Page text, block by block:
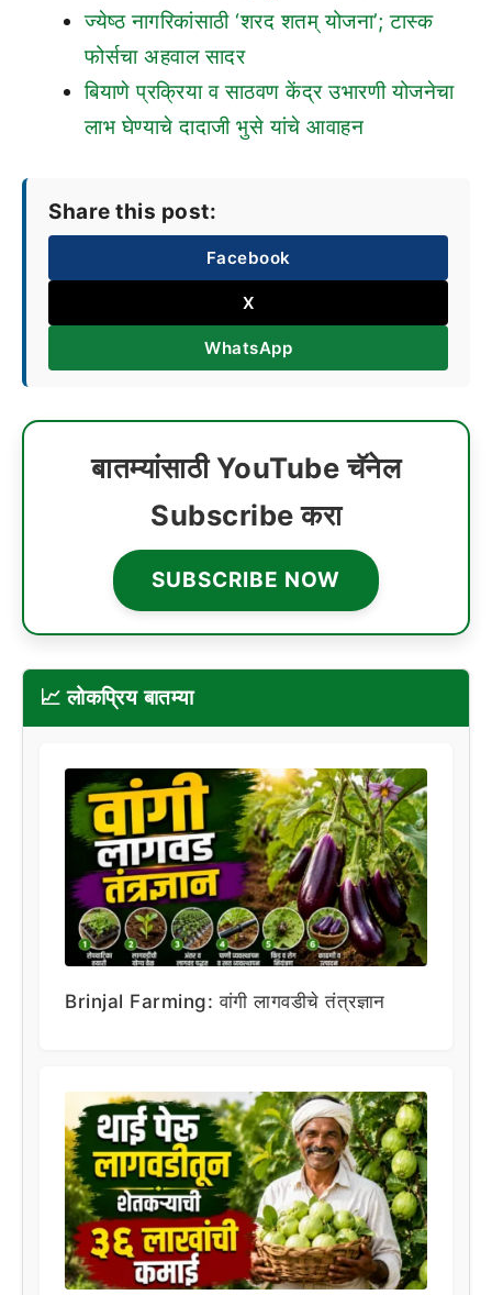
ज्येष्ठ नागरिकांसाठी ‘शरद शतम् योजना’; टास्क
फोर्सचा अहवाल सादर
बियाणे प्रक्रिया व साठवण केंद्र उभारणी योजनेचा
लाभ घेण्याचे दादाजी भुसे यांचे आवाहन
Share this post:
Facebook
X
WhatsApp
बातम्यांसाठी YouTube चॅनेल
Subscribe करा
SUBSCRIBE NOW
📈 लोकप्रिय बातम्या
Brinjal Farming: वांगी लागवडीचे तंत्रज्ञान